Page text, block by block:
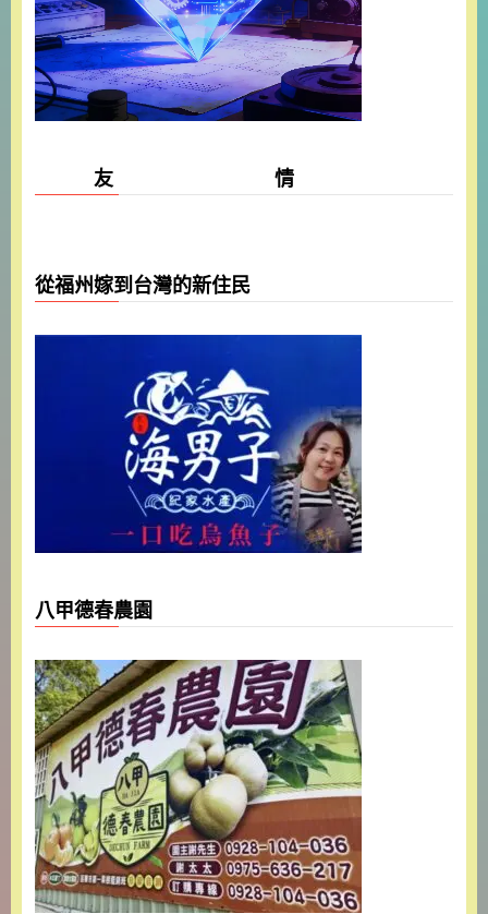
友 情
從福州嫁到台灣的新住民
八甲德春農園